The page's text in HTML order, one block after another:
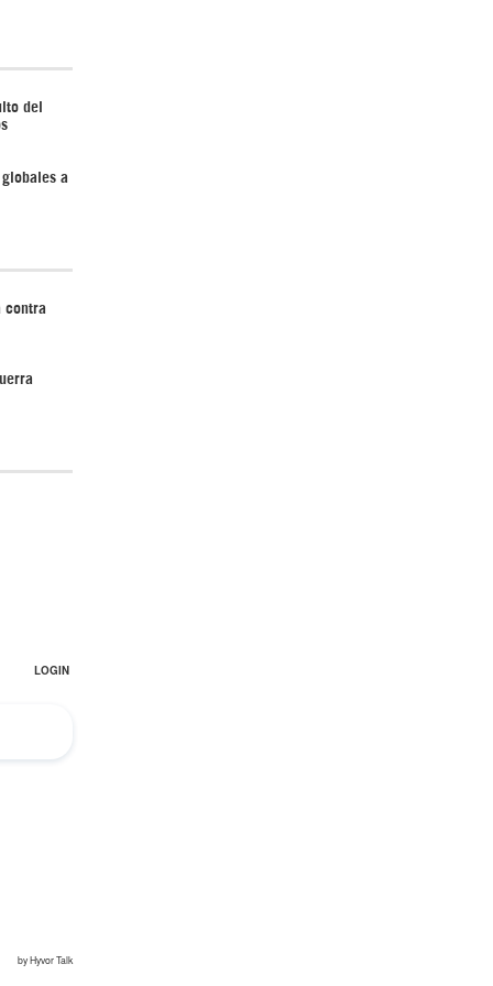
del
a
contra